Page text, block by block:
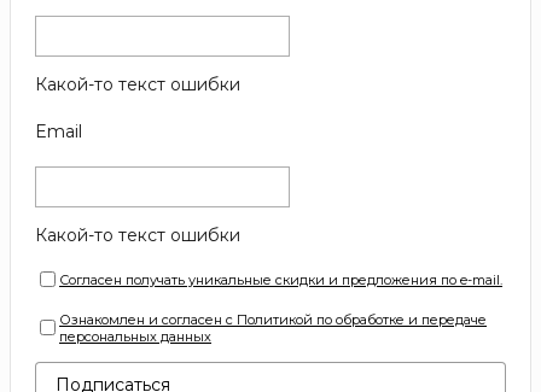
Какой-то текст ошибки
Email
Какой-то текст ошибки
Согласен получать уникальные скидки и предложения по e-mail.
Ознакомлен и согласен с Политикой по обработке и передаче
персональных данных
Подписаться